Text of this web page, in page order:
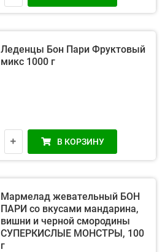
Леденцы Бон Пари Фруктовый
микс 1000 г
В КОРЗИНУ
Мармелад жевательный БОН
ПАРИ со вкусами мандарина,
вишни и черной смородины
СУПЕРКИСЛЫЕ МОНСТРЫ, 100
г